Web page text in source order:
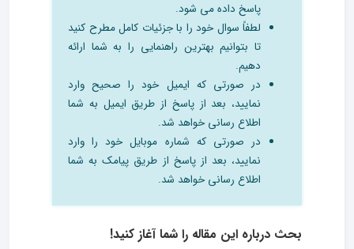
پاسخ داده می شود.
لطفاً سوال خود را با جزئیات کامل مطرح کنید
تا بتوانیم بهترین راهنمایی را به شما ارائه
دهیم.
در صورتی که ایمیل خود را صحیح وارد
نمایید، بعد از پاسخ از طریق ایمیل به شما
اطلاع رسانی خواهد شد.
در صورتی که شماره موبایل خود را وارد
نمایید، بعد از پاسخ از طریق پیامک به شما
اطلاع رسانی خواهد شد.
بحث درباره این مقاله را شما آغاز کنید!